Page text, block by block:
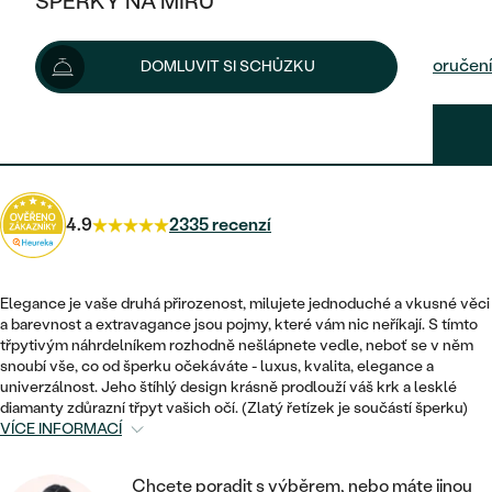
KOMBINOVANÉ ZLATO
DLE STYLU
ETERNITY
VINTAGE
NETRADIČNÍ
POSTRANNÍ KAMENY
HALO
VINTAGE
SNUBNÍ A ZÁSNUBNÍ SETY
NETRADIČNÍ
SESTAV SI SVŮJ PRSTEN
ZAČÍT S PRSTENEM
VÝPRODEJ
KDYŽ ŠPERKY POMÁHAJÍ
DLE TYPU
NÁUŠNICE
PRSTENY
PŘÍVĚSKY
NÁRAMKY
SETY
PÁNSKÉ ŠPERKY
PLATINOVÉ
PECKOVÉ
KRUHOVÉ
MINIMALISTICKÉ
VISACÍ
SOLITÉR
ZLATÉ
STŘÍBRNÉ
DLE STYLU
SOLITÉR
NAROZENÍ DÍTĚTE
PERSONALIZOVANÉ
SE ZNAMENÍM ZVĚROKRUHU
MINIMALISTICKÉ
ŠPERKY SKLADEM
VÝPRODEJ
DLE MATERIÁLU
ZLATÉ
PLATINOVÉ
DLE STYLU
ETERNITY
DOMLUVIT SI SCHŮZKU
26 800 Kč
Možnosti doručení
4.9 2335 recenzí
Elegance je vaše druhá přirozenost, milujete jednoduché a vkusné věci
a barevnost a extravagance jsou pojmy, které vám nic neříkají. S tímto
třpytivým náhrdelníkem rozhodně nešlápnete vedle, neboť se v něm
snoubí vše, co od šperku očekáváte - luxus, kvalita, elegance a
univerzálnost. Jeho štíhlý design krásně prodlouží váš krk a lesklé
diamanty zdůrazní třpyt vašich očí. (Zlatý řetízek je součástí šperku)
VÍCE INFORMACÍ
Chcete poradit s výběrem, nebo máte jinou